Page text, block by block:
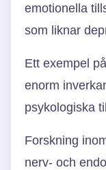
emotionella
som liknar
Ett exempel
enorm
psykologiska
Forskning
nerv- och